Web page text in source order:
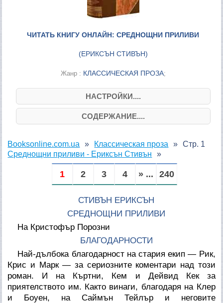
ЧИТАТЬ КНИГУ ОНЛАЙН: СРЕДНОЩНИ ПРИЛИВИ
(ЕРИКСЪН СТИВЪН)
Жанр : КЛАССИЧЕСКАЯ ПРОЗА;
НАСТРОЙКИ....
СОДЕРЖАНИЕ....
Booksonline.com.ua
Классическая проза
Среднощни приливи - Ериксън Стивън
Стр. 1
1 2 3 4 » ... 240
СТИВЪН ЕРИКСЪН
СРЕДНОЩНИ ПРИЛИВИ
На Кристофър Порозни
БЛАГОДАРНОСТИ
Най-дълбока благодарност на стария екип — Рик,
Крис и Марк — за сериозните коментари над този
роман. И на Къртни, Кем и Дейвид Кек за
приятелството им. Както винаги, благодаря на Клер
и Боуен, на Саймън Тейлър и неговите